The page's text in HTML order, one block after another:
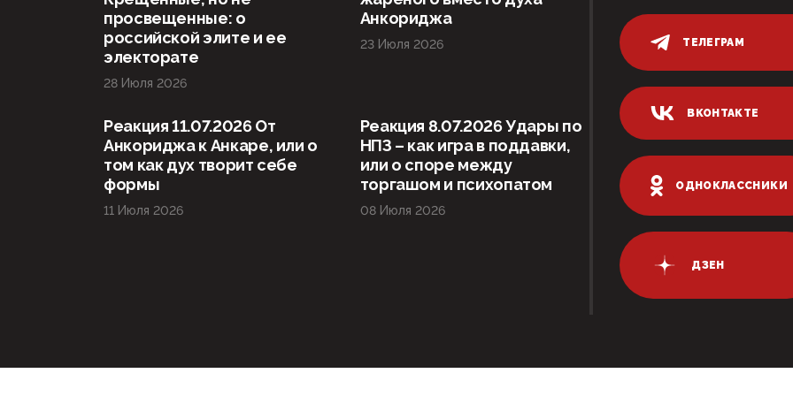
просвещенные: о
российской элите и ее
электорате
28 Июля 2026
Анкориджа
23 Июля 2026
Реакция 11.07.2026 От
Анкориджа к Анкаре, или о
том как дух творит себе
формы
11 Июля 2026
Реакция 8.07.2026 Удары по
НПЗ – как игра в поддавки,
или о споре между
торгашом и психопатом
08 Июля 2026
ТЕЛЕГРАМ
ВКОНТАКТЕ
ОДНОКЛАССНИКИ
ДЗЕН